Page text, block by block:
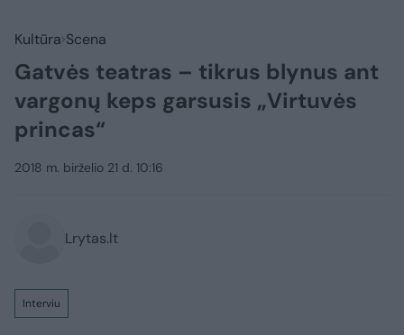
Kultūra Scena
Gatvės teatras – tikrus blynus ant
vargonų keps garsusis „Virtuvės
princas“
2018 m. birželio 21 d. 10:16
Lrytas.lt
Interviu